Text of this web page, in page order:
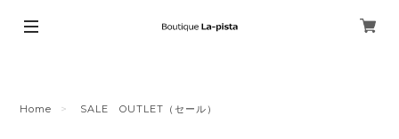
Home SALE OUTLET（セール）